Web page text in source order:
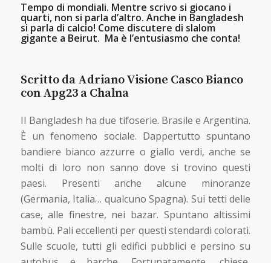
Tempo di mondiali. Mentre scrivo si giocano i
quarti, non si parla d’altro. Anche in Bangladesh
si parla di calcio! Come discutere di slalom
gigante a Beirut. Ma è l’entusiasmo che conta!
Scritto da Adriano Visione Casco Bianco
con Apg23 a Chalna
II Bangladesh ha due tifoserie. Brasile e Argentina.
È un fenomeno sociale. Dappertutto spuntano
bandiere bianco azzurre o giallo verdi, anche se
molti di loro non sanno dove si trovino questi
paesi. Presenti anche alcune minoranze
(Germania, Italia… qualcuno Spagna). Sui tetti delle
case, alle finestre, nei bazar. Spuntano altissimi
bambù. Pali eccellenti per questi stendardi colorati.
Sulle scuole, tutti gli edifici pubblici e persino su